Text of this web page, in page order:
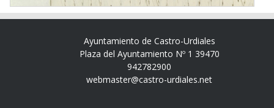
Ayuntamiento de Castro-Urdiales
Plaza del Ayuntamiento Nº 1 39470
942782900
webmaster@castro-urdiales.net